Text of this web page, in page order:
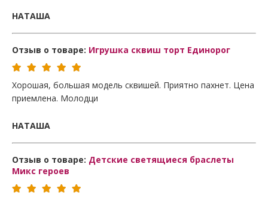
НАТАША
Отзыв о товаре: Игрушка сквиш торт Единорог
Хорошая, большая модель сквишей. Приятно пахнет. Цена
приемлена. Молодци
НАТАША
Отзыв о товаре: Детские светящиеся браслеты
Микс героев